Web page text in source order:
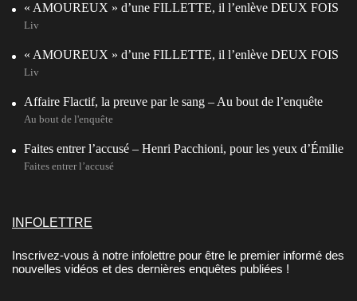
« AMOUREUX » d’une FILLETTE, il l’enlève DEUX FOIS
Liv
« AMOUREUX » d’une FILLETTE, il l’enlève DEUX FOIS
Liv
Affaire Flactif, la preuve par le sang – Au bout de l’enquête
Au bout de l'enquête
Faites entrer l’accusé – Henri Pacchioni, pour les yeux d’Émilie
Faites entrer l’accusé
INFOLETTRE
Inscrivez-vous à notre infolettre pour être le premier informé des
nouvelles vidéos et des dernières enquêtes publiées !